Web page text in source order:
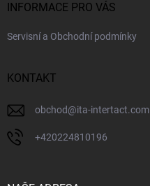
INFORMACE PRO VÁS
Servisní a Obchodní podmínky
KONTAKT
obchod@ita-intertact.com
+420224810196